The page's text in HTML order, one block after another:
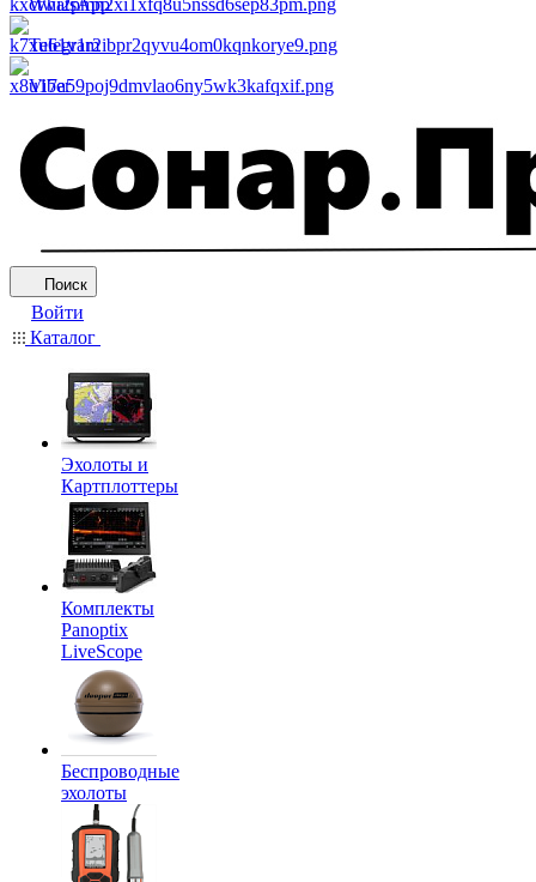
WhatsApp
Telegram
Viber
Поиск
Войти
Каталог
Эхолоты и
Картплоттеры
Комплекты
Panoptix
LiveScope
Беспроводные
эхолоты